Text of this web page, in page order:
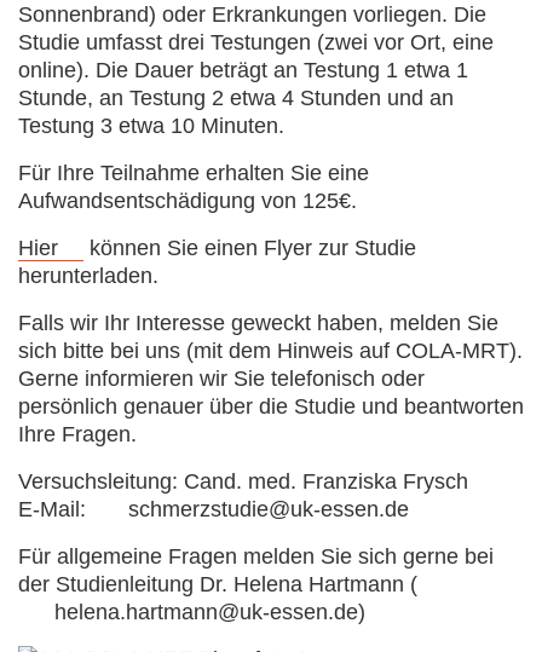
Sonnenbrand) oder Erkrankungen vorliegen. Die
Studie umfasst drei Testungen (zwei vor Ort, eine
online). Die Dauer beträgt an Testung 1 etwa 1
Stunde, an Testung 2 etwa 4 Stunden und an
Testung 3 etwa 10 Minuten.
Für Ihre Teilnahme erhalten Sie eine
Aufwandsentschädigung von 125€.
Hier
können Sie einen Flyer zur Studie
herunterladen.
Falls wir Ihr Interesse geweckt haben, melden Sie
sich bitte bei uns (mit dem Hinweis auf COLA-MRT).
Gerne informieren wir Sie telefonisch oder
persönlich genauer über die Studie und beantworten
Ihre Fragen.
Versuchsleitung: Cand. med. Franziska Frysch
E-Mail:
schmerzstudie@uk-essen.de
Für allgemeine Fragen melden Sie sich gerne bei
der Studienleitung Dr. Helena Hartmann (
helena.hartmann@uk-essen.de)